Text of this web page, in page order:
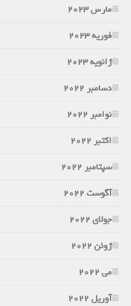
مارس 2023
فوریه 2023
ژانویه 2023
دسامبر 2022
نوامبر 2022
اکتبر 2022
سپتامبر 2022
آگوست 2022
جولای 2022
ژوئن 2022
می 2022
آوریل 2022